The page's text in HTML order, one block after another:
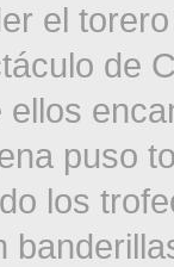
el
de
puso
los